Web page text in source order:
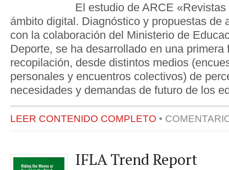
El estudio de ARCE
ámbito digital. Diagnóstico y propuestas de
con la colaboración del Ministerio de
Deporte, se ha desarrollado en una primera
recopilación, desde distintos medios
personales y encuentros colectivos) de
necesidades y demandas de futuro de los
LEER CONTENIDO COMPLETO •
IFLA Trend Report